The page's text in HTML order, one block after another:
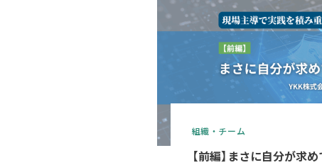
組織・チーム
【前編】まさに自分が求